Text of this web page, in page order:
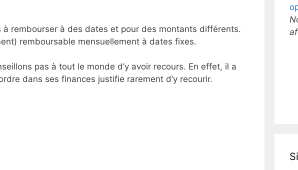
à rembourser à des dates et pour des montants différents.
remboursable mensuellement à dates fixes.
pas à tout le monde d’y avoir recours. En effet, il a
dans ses finances justifie rarement d’y recourir.